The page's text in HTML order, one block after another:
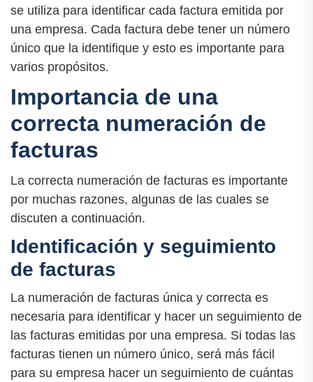
se utiliza para identificar cada factura emitida por
una empresa. Cada factura debe tener un número
único que la identifique y esto es importante para
varios propósitos.
Importancia de una
correcta numeración de
facturas
La correcta numeración de facturas es importante
por muchas razones, algunas de las cuales se
discuten a continuación.
Identificación y seguimiento
de facturas
La numeración de facturas única y correcta es
necesaria para identificar y hacer un seguimiento de
las facturas emitidas por una empresa. Si todas las
facturas tienen un número único, será más fácil
para su empresa hacer un seguimiento de cuántas